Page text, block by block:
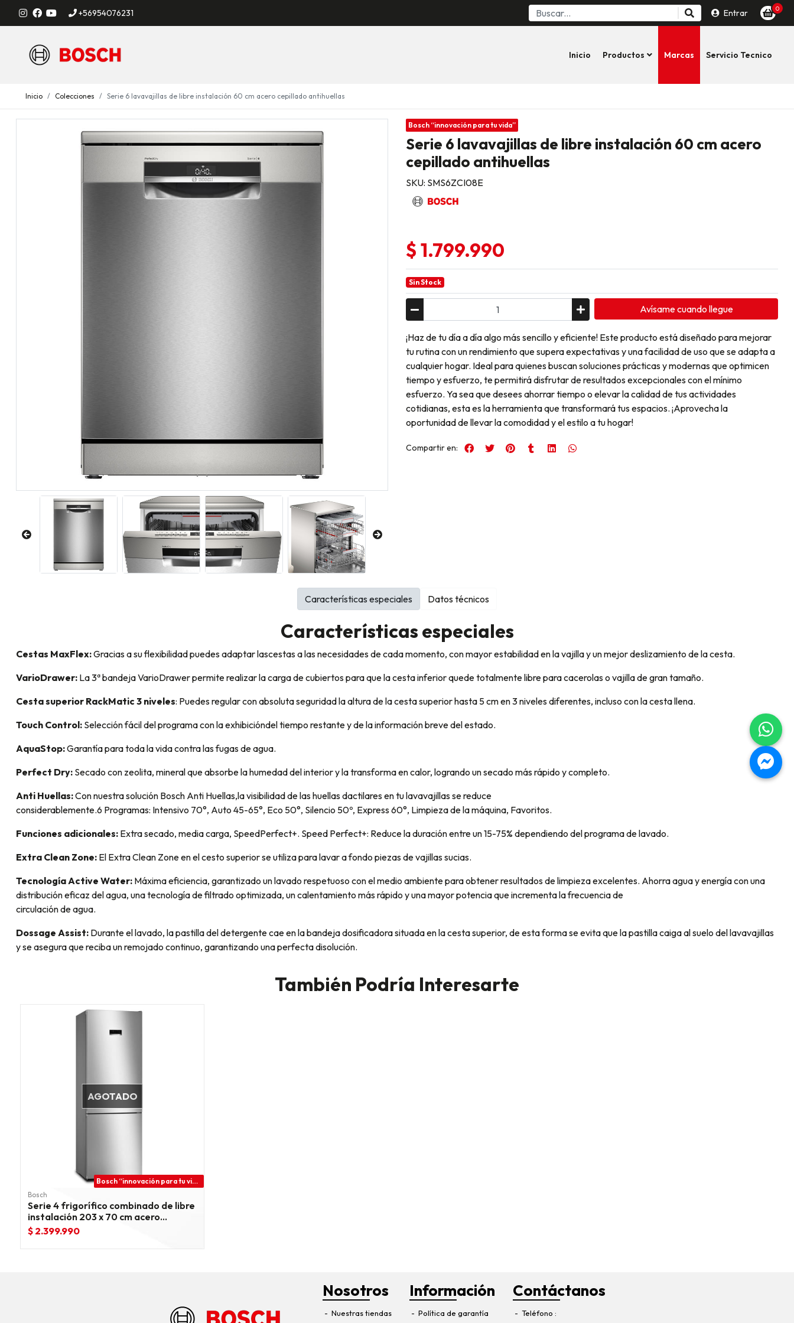
+56954076231 Entrar 0
Inicio Productos Marcas Servicio Tecnico
Inicio Colecciones Serie 6 lavavajillas de libre instalación 60 cm acero cepillado antihuellas
Bosch “innovación para tu vida”
Serie 6 lavavajillas de libre instalación 60 cm acero
cepillado antihuellas
SKU: SMS6ZCI08E
$ 1.799.990
Sin Stock
Avísame cuando llegue
¡Haz de tu día a día algo más sencillo y eficiente! Este producto está diseñado para mejorar
tu rutina con un rendimiento que supera expectativas y una facilidad de uso que se adapta a
cualquier hogar. Ideal para quienes buscan soluciones prácticas y modernas que optimicen
tiempo y esfuerzo, te permitirá disfrutar de resultados excepcionales con el mínimo
esfuerzo. Ya sea que desees ahorrar tiempo o elevar la calidad de tus actividades
cotidianas, esta es la herramienta que transformará tus espacios. ¡Aprovecha la
oportunidad de llevar la comodidad y el estilo a tu hogar!
Compartir en:
Características especiales
Cestas MaxFlex:Gracias a su flexibilidad puedes adaptar lascestas a las necesidades de cada momento, con mayor estabilidad en la vajilla y un mejor deslizamiento de la cesta.
VarioDrawer: La 3ª bandeja VarioDrawer permite realizar la carga de cubiertos para que la cesta inferior quede totalmente libre para cacerolas o vajilla de gran tamaño.
Cesta superior RackMatic 3 niveles: Puedes regular con absoluta seguridad la altura de la cesta superior hasta 5 cm en 3 niveles diferentes, incluso con la cesta llena.
Touch Control: Selección fácil del programa con la exhibicióndel tiempo restante y de la información breve del estado.
AquaStop:Garantía para toda la vida contra las fugas de agua.
Perfect Dry: Secado con zeolita, mineral que absorbe la humedad del interior y la transforma en calor, logrando un secado más rápido y completo.
Anti Huellas:Con nuestra solución Bosch Anti Huellas,la visibilidad de las huellas dactilares en tu lavavajillas se reduce
considerablemente.6 Programas: Intensivo 70°, Auto 45-65°, Eco 50°, Silencio 50º, Express 60°, Limpieza de la máquina, Favoritos.
Funciones adicionales: Extra secado, media carga, SpeedPerfect+. Speed Perfect+: Reduce la duración entre un 15-75% dependiendo del programa de lavado.
Extra Clean Zone: El Extra Clean Zone en el cesto superior se utiliza para lavar a fondo piezas de vajillas sucias.
Tecnología Active Water: Máxima eficiencia, garantizado un lavado respetuoso con el medio ambiente para obtener resultados de limpieza excelentes. Ahorra agua y energía con una
distribución eficaz del agua, una tecnología de filtrado optimizada, un calentamiento más rápido y una mayor potencia que incrementa la frecuencia de
circulación de agua.
Dossage Assist: Durante el lavado, la pastilla del detergente cae en la bandeja dosificadora situada en la cesta superior, de esta forma se evita que la pastilla caiga al suelo del lavavajillas
y se asegura que reciba un remojado continuo, garantizando una perfecta disolución.
Características especiales Datos técnicos
También Podría Interesarte
AGOTADO
Bosch “innovación para tu vida”
Bosch
Serie 4 frigorífico combinado de libre
instalación 203 x 70 cm acero
cepillado antihuellas
$ 2.399.990
Nosotros
Nuestras tiendas
Información
Política de garantía
Contáctanos
Teléfono